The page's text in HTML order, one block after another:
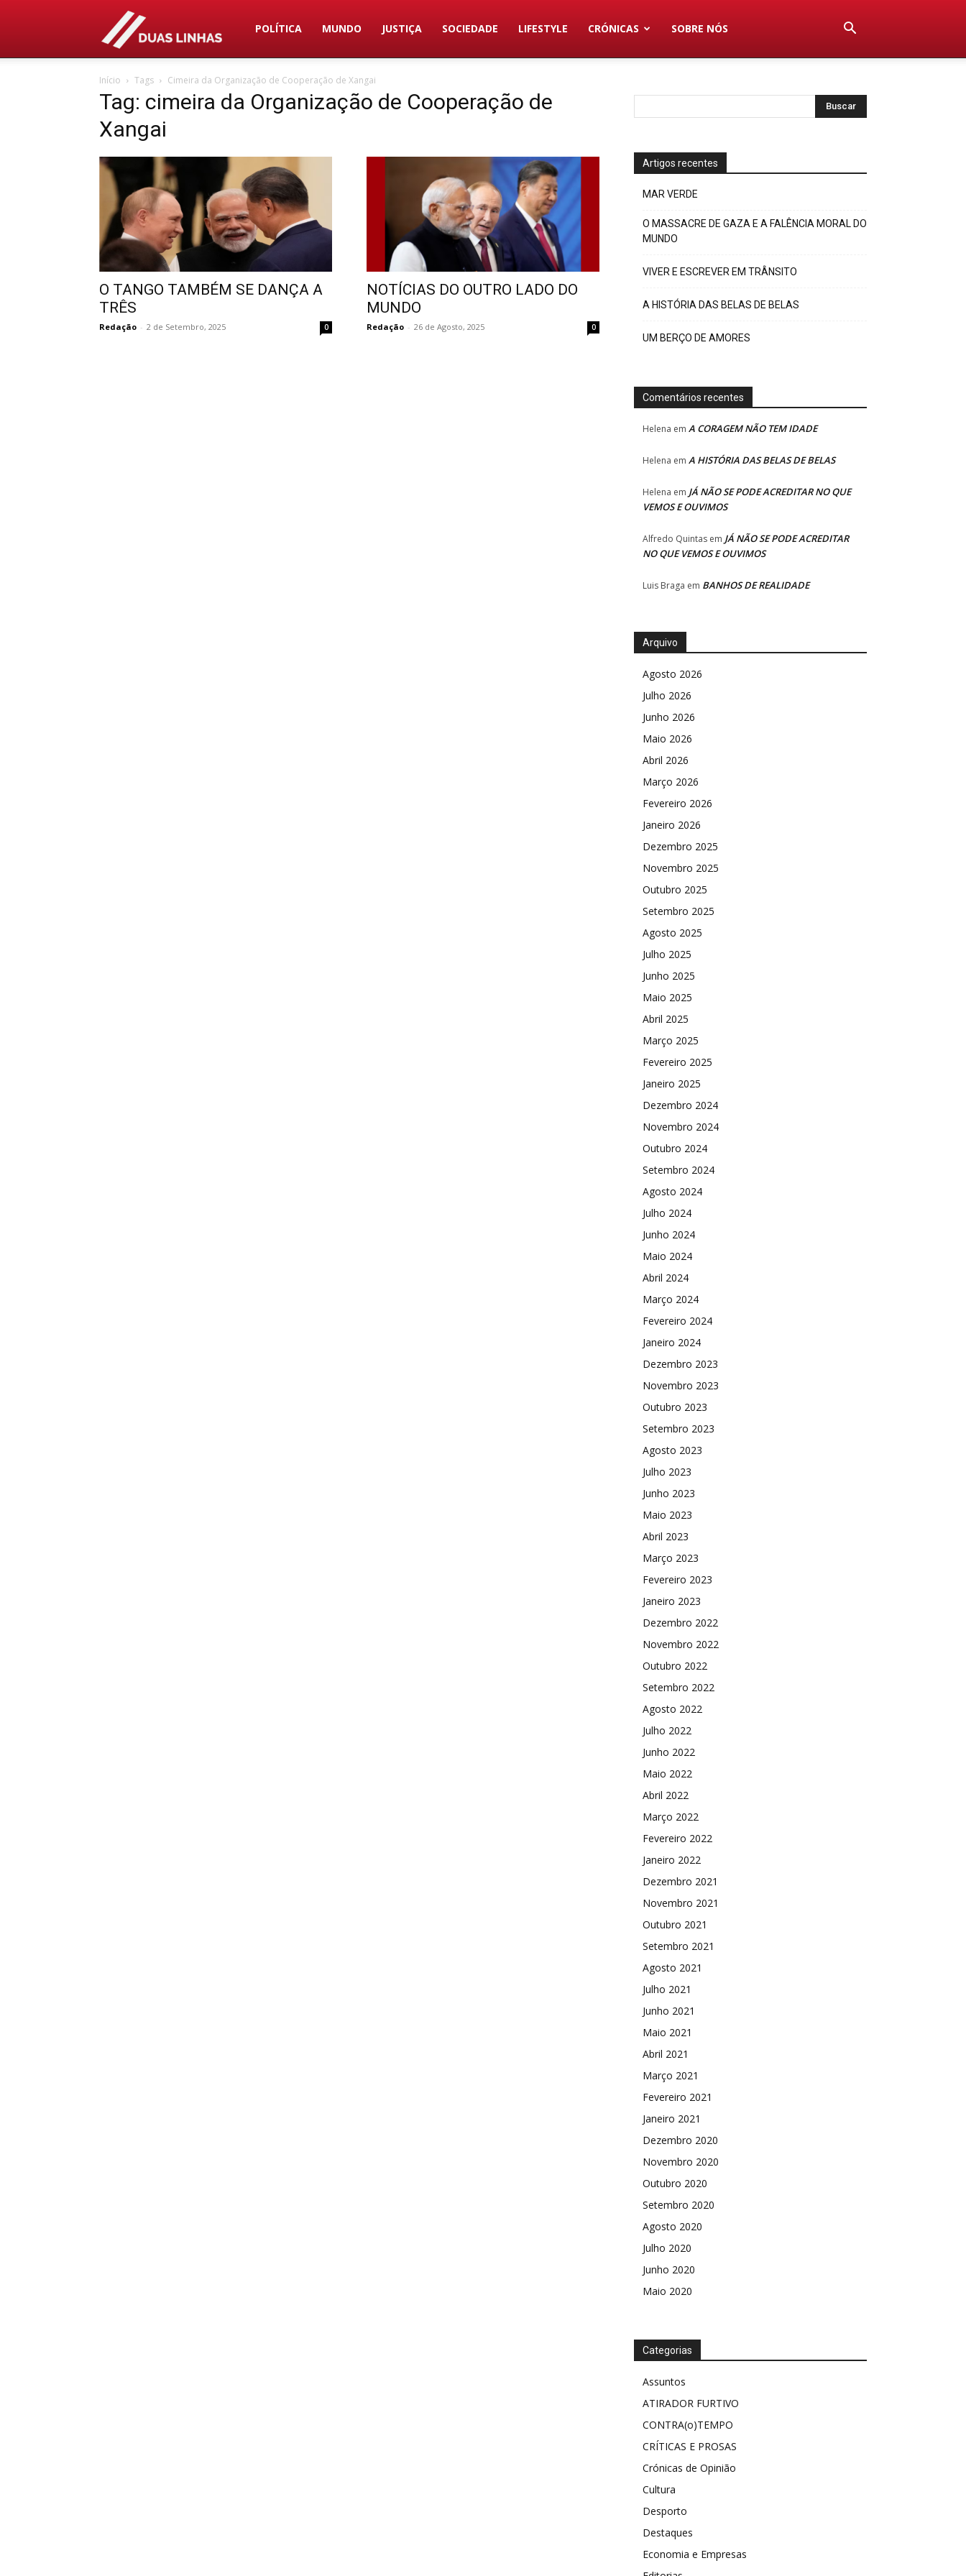
Duas
Linhas
POLÍTICA MUNDO JUSTIÇA SOCIEDADE LIFESTYLE CRÓNICAS SOBRE NÓS
Início Tags Cimeira da Organização de Cooperação de Xangai
Tag: cimeira da Organização de Cooperação de
Xangai
O TANGO TAMBÉM SE DANÇA A
TRÊS
Redação - 2 de Setembro, 2025 0
NOTÍCIAS DO OUTRO LADO DO
MUNDO
Redação - 26 de Agosto, 2025 0
Artigos recentes
MAR VERDE
O MASSACRE DE GAZA E A FALÊNCIA MORAL DO
MUNDO
VIVER E ESCREVER EM TRÂNSITO
A HISTÓRIA DAS BELAS DE BELAS
UM BERÇO DE AMORES
Comentários recentes
Helena em A CORAGEM NÃO TEM IDADE
Helena em A HISTÓRIA DAS BELAS DE BELAS
Helena em JÁ NÃO SE PODE ACREDITAR NO QUE
VEMOS E OUVIMOS
Alfredo Quintas em JÁ NÃO SE PODE ACREDITAR
NO QUE VEMOS E OUVIMOS
Luis Braga em BANHOS DE REALIDADE
Arquivo
Agosto 2026
Julho 2026
Junho 2026
Maio 2026
Abril 2026
Março 2026
Fevereiro 2026
Janeiro 2026
Dezembro 2025
Novembro 2025
Outubro 2025
Setembro 2025
Agosto 2025
Julho 2025
Junho 2025
Maio 2025
Abril 2025
Março 2025
Fevereiro 2025
Janeiro 2025
Dezembro 2024
Novembro 2024
Outubro 2024
Setembro 2024
Agosto 2024
Julho 2024
Junho 2024
Maio 2024
Abril 2024
Março 2024
Fevereiro 2024
Janeiro 2024
Dezembro 2023
Novembro 2023
Outubro 2023
Setembro 2023
Agosto 2023
Julho 2023
Junho 2023
Maio 2023
Abril 2023
Março 2023
Fevereiro 2023
Janeiro 2023
Dezembro 2022
Novembro 2022
Outubro 2022
Setembro 2022
Agosto 2022
Julho 2022
Junho 2022
Maio 2022
Abril 2022
Março 2022
Fevereiro 2022
Janeiro 2022
Dezembro 2021
Novembro 2021
Outubro 2021
Setembro 2021
Agosto 2021
Julho 2021
Junho 2021
Maio 2021
Abril 2021
Março 2021
Fevereiro 2021
Janeiro 2021
Dezembro 2020
Novembro 2020
Outubro 2020
Setembro 2020
Agosto 2020
Julho 2020
Junho 2020
Maio 2020
Categorias
Assuntos
ATIRADOR FURTIVO
CONTRA(o)TEMPO
CRÍTICAS E PROSAS
Crónicas de Opinião
Cultura
Desporto
Destaques
Economia e Empresas